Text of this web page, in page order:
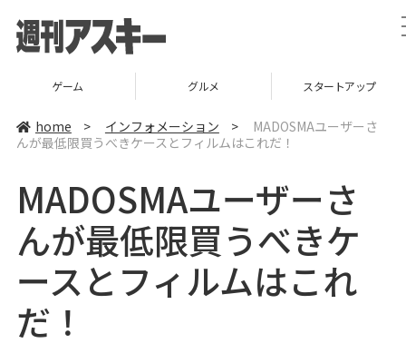
スタートアップ ICT
home > インフォメーション >
MADOSMAユーザーさ
んが最低限買うべきケースとフィルムはこれだ！
MADOSMAユーザーさ
んが最低限買うべきケ
ースとフィルムはこれ
だ！